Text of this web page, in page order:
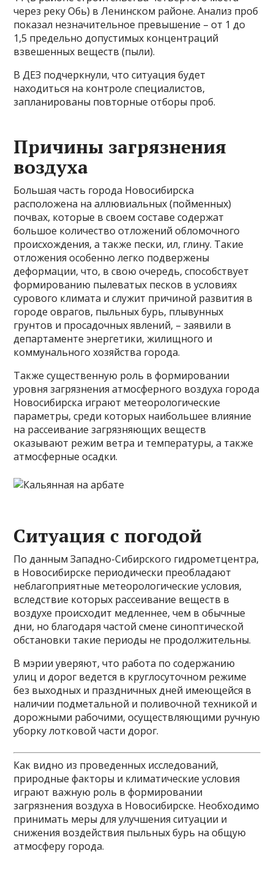
через реку Обь) в Ленинском районе. Анализ проб
показал незначительное превышение – от 1 до
1,5 предельно допустимых концентраций
взвешенных веществ (пыли).
В ДЕЗ подчеркнули, что ситуация будет
находиться на контроле специалистов,
запланированы повторные отборы проб.
Причины загрязнения
воздуха
Большая часть города Новосибирска
расположена на аллювиальных (пойменных)
почвах, которые в своем составе содержат
большое количество отложений обломочного
происхождения, а также пески, ил, глину. Такие
отложения особенно легко подвержены
деформации, что, в свою очередь, способствует
формированию пылеватых песков в условиях
сурового климата и служит причиной развития в
городе оврагов, пыльных бурь, плывунных
грунтов и просадочных явлений, – заявили в
департаменте энергетики, жилищного и
коммунального хозяйства города.
Также существенную роль в формировании
уровня загрязнения атмосферного воздуха города
Новосибирска играют метеорологические
параметры, среди которых наибольшее влияние
на рассеивание загрязняющих веществ
оказывают режим ветра и температуры, а также
атмосферные осадки.
Ситуация с погодой
По данным Западно-Сибирского гидрометцентра,
в Новосибирске периодически преобладают
неблагоприятные метеорологические условия,
вследствие которых рассеивание веществ в
воздухе происходит медленнее, чем в обычные
дни, но благодаря частой смене синоптической
обстановки такие периоды не продолжительны.
В мэрии уверяют, что работа по содержанию
улиц и дорог ведется в круглосуточном режиме
без выходных и праздничных дней имеющейся в
наличии подметальной и поливочной техникой и
дорожными рабочими, осуществляющими ручную
уборку лотковой части дорог.
Как видно из проведенных исследований,
природные факторы и климатические условия
играют важную роль в формировании
загрязнения воздуха в Новосибирске. Необходимо
принимать меры для улучшения ситуации и
снижения воздействия пыльных бурь на общую
атмосферу города.